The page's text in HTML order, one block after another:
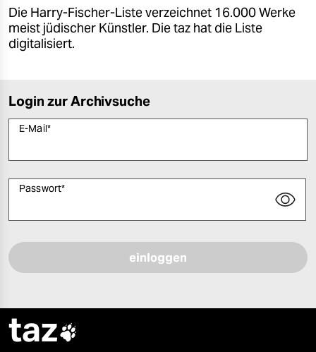
Die Harry-Fischer-Liste verzeichnet 16.000 Werke
meist jüdischer Künstler. Die taz hat die Liste
digitalisiert.
Login zur Archivsuche
E-Mail*
Passwort*
taz